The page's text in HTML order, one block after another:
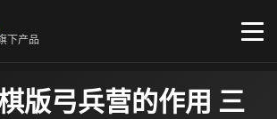
下产品
版弓兵营的作用 三